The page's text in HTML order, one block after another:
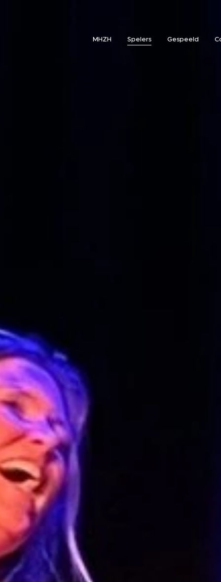
MHZH Spelers Gespeeld